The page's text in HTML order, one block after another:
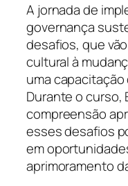
A jornada de
governança
desafios, que
cultural à
uma
Durante o curso,
compreensão
esses desafios
em
aprimoramento